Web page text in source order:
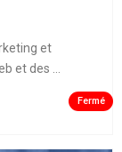
et
et des ...
Fermé